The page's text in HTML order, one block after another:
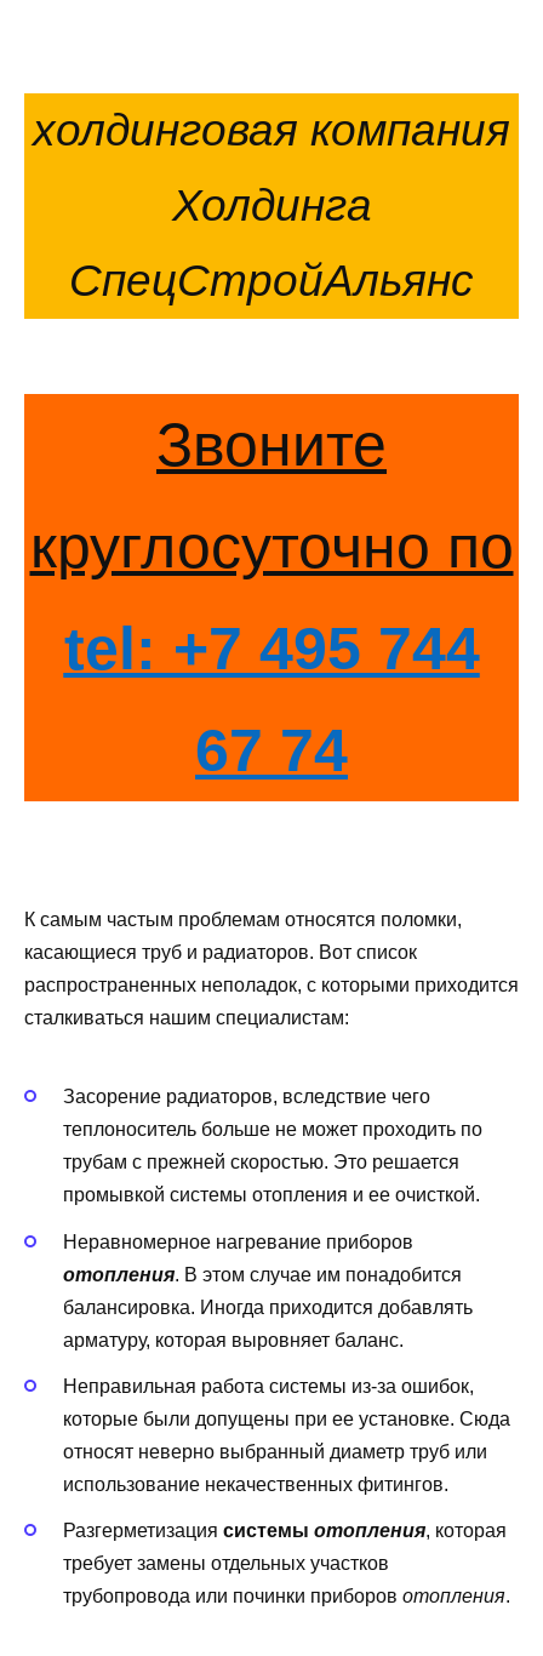
холдинговая компания
Холдинга
СпецСтройАльянс
Звоните
круглосуточно по
tel: +7 495 744
67 74
К самым частым проблемам относятся поломки,
касающиеся труб и радиаторов. Вот список
распространенных неполадок, с которыми приходится
сталкиваться нашим специалистам:
Засорение радиаторов, вследствие чего
теплоноситель больше не может проходить по
трубам с прежней скоростью. Это решается
промывкой системы отопления и ее очисткой.
Неравномерное нагревание приборов
отопления. В этом случае им понадобится
балансировка. Иногда приходится добавлять
арматуру, которая выровняет баланс.
Неправильная работа системы из-за ошибок,
которые были допущены при ее установке. Сюда
относят неверно выбранный диаметр труб или
использование некачественных фитингов.
Разгерметизация системы отопления, которая
требует замены отдельных участков
трубопровода или починки приборов отопления.